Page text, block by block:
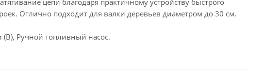
цепи благодаря практичному устройству быстрого
Отлично подходит для валки деревьев диаметром до 30 см.
(B), Ручной топливный насос.